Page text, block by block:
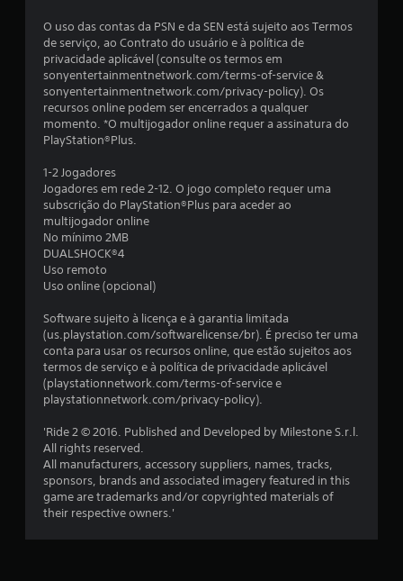
3
9
l
f
ç
O uso das contas da PSN e da SEN está sujeito aos Termos
de serviço, ao Contrato do usuário e à política de
privacidade aplicável (consulte os termos em
sonyentertainmentnetwork.com/terms-of-service &
sonyentertainmentnetwork.com/privacy-policy). Os
recursos online podem ser encerrados a qualquer
momento. *O multijogador online requer a assinatura do
PlayStation®Plus.
1-2 Jogadores
Jogadores em rede 2-12. O jogo completo requer uma
subscrição do PlayStation®Plus para aceder ao
multijogador online
No mínimo 2MB
DUALSHOCK®4
Uso remoto
Uso online (opcional)
Software sujeito à licença e à garantia limitada
(us.playstation.com/softwarelicense/br). É preciso ter uma
conta para usar os recursos online, que estão sujeitos aos
termos de serviço e à política de privacidade aplicável
(playstationnetwork.com/terms-of-service e
playstationnetwork.com/privacy-policy).
'Ride 2 © 2016. Published and Developed by Milestone S.r.l.
All rights reserved.
All manufacturers, accessory suppliers, names, tracks,
sponsors, brands and associated imagery featured in this
game are trademarks and/or copyrighted materials of
their respective owners.'